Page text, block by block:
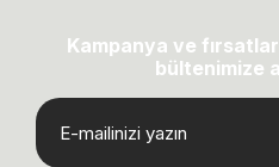
Kampanya ve
bültenimize